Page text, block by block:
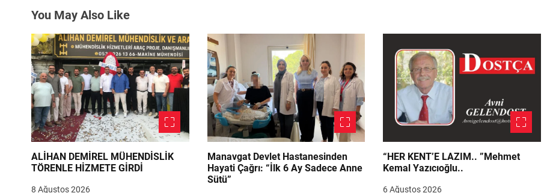
e
s
i
You May Also Like
ALİHAN DEMİREL MÜHENDİSLİK
TÖRENLE HİZMETE GİRDİ
8 Ağustos 2026
Manavgat Devlet Hastanesinden
Hayati Çağrı: “İlk 6 Ay Sadece Anne
Sütü”
“HER KENT’E LAZIM.. ”Mehmet
Kemal Yazıcıoğlu..
6 Ağustos 2026